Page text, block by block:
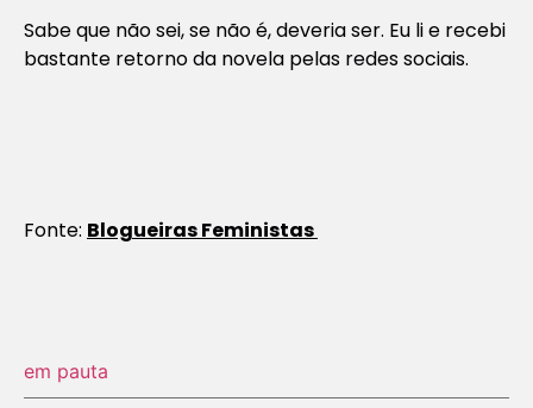
Sabe que não sei, se não é, deveria ser. Eu li e recebi
bastante retorno da novela pelas redes sociais.
Fonte: Blogueiras Feministas
em pauta